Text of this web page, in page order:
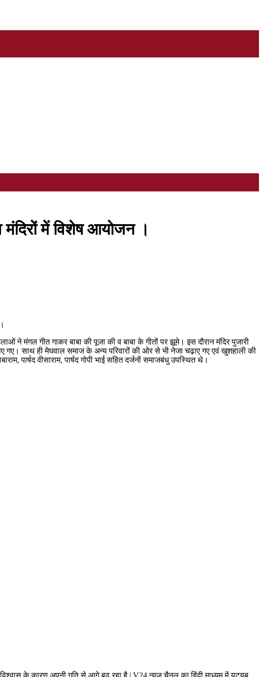
मंदिरों में विशेष आयोजन ।
ने मंगल गीत गाकर बाबा की पूजा की व बाबा के गीतों पर झूमे। इस दौरान मंदिर पुजारी
गए। साथ ही मेघवाल समाज के अन्य परिवारों की ओर से भी नेजा चढ़ाए गए एवं खुशहाली की
पार्षद वीसाराम, पार्षद गोपी भाई सहित दर्जनों समाजबंधु उपस्थित थे।
के कारण अपनी गति से आगे बढ़ रहा है | V24 न्यूज चैनल का हिंदी माध्यम में यूट्यूब